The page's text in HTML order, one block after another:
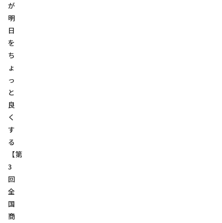
が
明
日
を
ち
ょ
っ
と
良
く
す
る
【第
3
回
全
国
商